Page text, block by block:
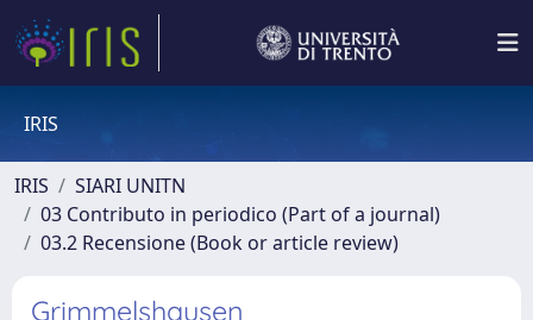
IRIS
IRIS
SIARI UNITN
03 Contributo in periodico (Part of a journal)
03.2 Recensione (Book or article review)
Grimmelshausen